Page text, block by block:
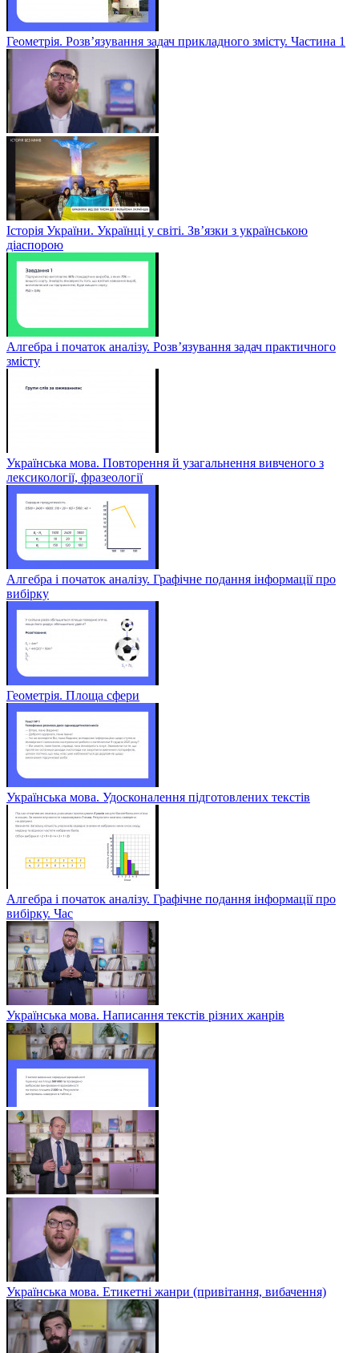
Геометрія. Розв’язування задач прикладного змісту. Частина 1
Історія України. Українці у світі. Зв’язки з українською
діаспорою
Алгебра і початок аналізу. Розв’язування задач практичного
змісту
Українська мова. Повторення й узагальнення вивченого з
лексикології, фразеології
Алгебра і початок аналізу. Графічне подання інформації про
вибірку
Геометрія. Площа сфери
Українська мова. Удосконалення підготовлених текстів
Алгебра і початок аналізу. Графічне подання інформації про
вибірку. Час
Українська мова. Написання текстів різних жанрів
Українська мова. Етикетні жанри (привітання, вибачення)